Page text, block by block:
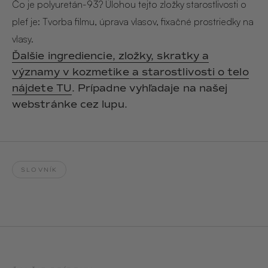
Čo je polyuretán-93? Úlohou tejto zložky starostlivosti o
pleť je: Tvorba filmu, úprava vlasov, fixačné prostriedky na
vlasy.
Ďalšie ingrediencie, zložky, skratky a
významy v kozmetike a starostlivosti o telo
nájdete TU. Prípadne vyhľadaje na našej
webstránke cez lupu.
SLOVNÍK
SOLEILLE
€29,90
L´AMOUR
€24,90
MUCUMU
Candle
ROUGE
€24,90
MUCUMU
Essentials set
L´AMOUR
€24,90
Hair & Body Mist
Hand Cream Serum
Nail Oil
Candles
Sety
SOLEILLE